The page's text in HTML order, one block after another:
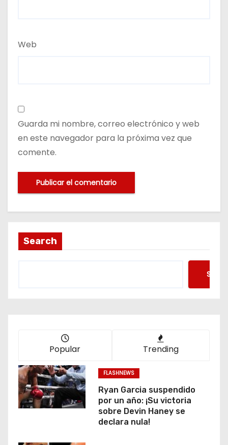
Web
Guarda mi nombre, correo electrónico y web
en este navegador para la próxima vez que
comente.
Search
Popular Trending
FLASHNEWS
Ryan Garcia suspendido
por un año: ¡Su victoria
sobre Devin Haney se
declara nula!